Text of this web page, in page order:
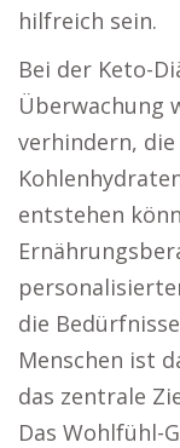
hilfreich sein.
Bei der Keto-
Überwachung
verhindern,
entstehen
die
Menschen ist
das zentrale
Das Wohlfühl-